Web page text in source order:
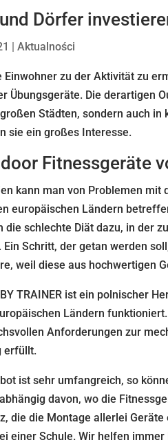
Dörfer
|Aktualności
Einwohner zu der Aktivität zu
Übungsgeräte. Die derartigen
Städten, sondern auch
sie ein großes Interesse.
Fitnessgeräte
kann man von Problemen
europäischen Ländern
die schlechte Diät dazu, in der
Ein Schritt, der getan werden
weil diese aus hochwertigen
TRAINER ist ein polnischer
Ländern
Anforderungen zur
erfüllt.
ist sehr umfangreich, so
davon, wo die
die die Montage allerlei
einer Schule. Wir helfen